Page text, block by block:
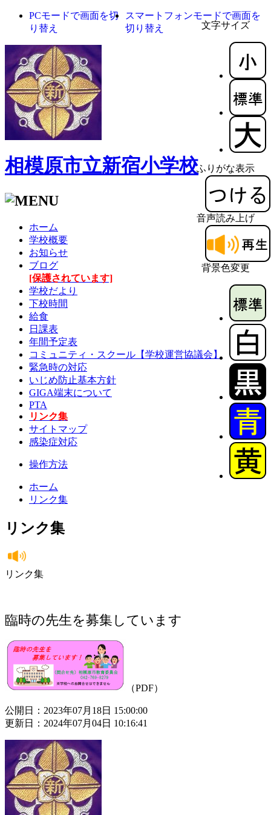
文字サイズ
ふりがな表示
音声読み上げ
背景色変更
PCモードで画面を切
り替え
スマートフォンモードで画面を
切り替え
相模原市立新宿小学校
ホーム
学校概要
お知らせ
ブログ
[保護されています]
学校だより
下校時間
給食
日課表
年間予定表
コミュニティ・スクール【学校運営協議会】
緊急時の対応
いじめ防止基本方針
GIGA端末について
PTA
リンク集
サイトマップ
感染症対応
操作方法
ホーム
リンク集
リンク集
リンク集
臨時の先生を募集しています
（PDF）
公開日：2023年07月18日 15:00:00
更新日：2024年07月04日 10:16:41